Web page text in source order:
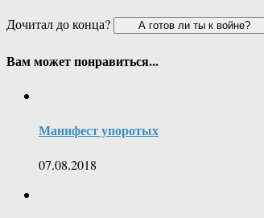
Дочитал до конца?
Вам может понравиться...
Манифест упоротых
07.08.2018